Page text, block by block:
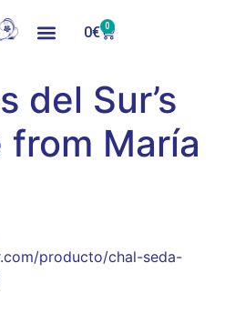
0€ 0
del Sur’s
from María
producto/chal-seda-